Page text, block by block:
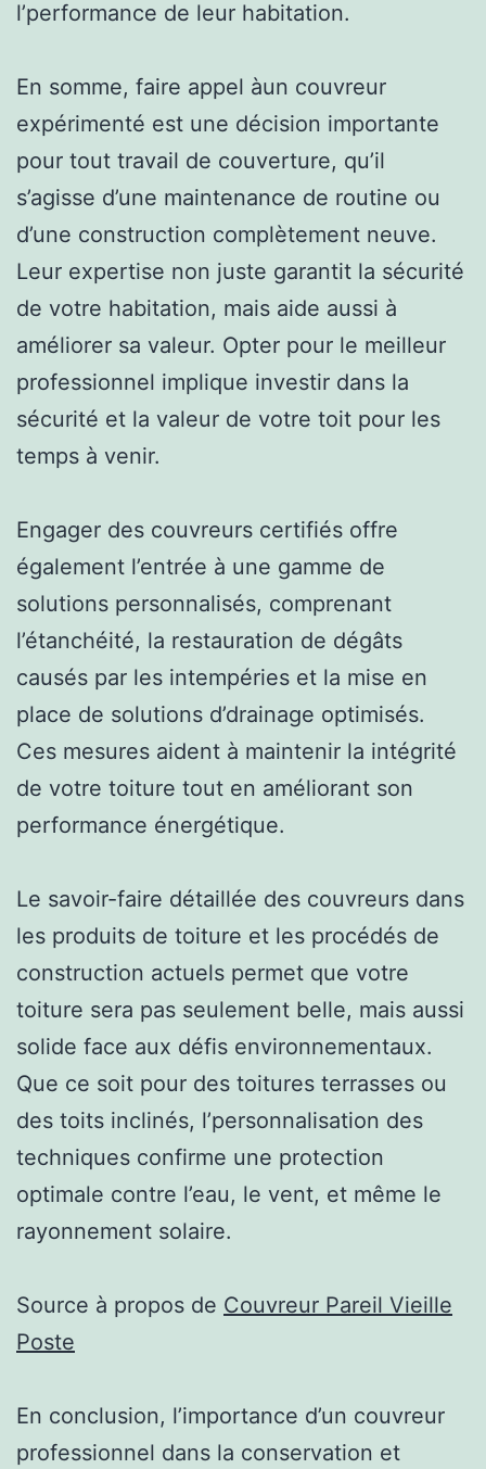
l’performance de leur habitation.
En somme, faire appel àun couvreur
expérimenté est une décision importante
pour tout travail de couverture, qu’il
s’agisse d’une maintenance de routine ou
d’une construction complètement neuve.
Leur expertise non juste garantit la sécurité
de votre habitation, mais aide aussi à
améliorer sa valeur. Opter pour le meilleur
professionnel implique investir dans la
sécurité et la valeur de votre toit pour les
temps à venir.
Engager des couvreurs certifiés offre
également l’entrée à une gamme de
solutions personnalisés, comprenant
l’étanchéité, la restauration de dégâts
causés par les intempéries et la mise en
place de solutions d’drainage optimisés.
Ces mesures aident à maintenir la intégrité
de votre toiture tout en améliorant son
performance énergétique.
Le savoir-faire détaillée des couvreurs dans
les produits de toiture et les procédés de
construction actuels permet que votre
toiture sera pas seulement belle, mais aussi
solide face aux défis environnementaux.
Que ce soit pour des toitures terrasses ou
des toits inclinés, l’personnalisation des
techniques confirme une protection
optimale contre l’eau, le vent, et même le
rayonnement solaire.
Source à propos de Couvreur Pareil Vieille
Poste
En conclusion, l’importance d’un couvreur
professionnel dans la conservation et